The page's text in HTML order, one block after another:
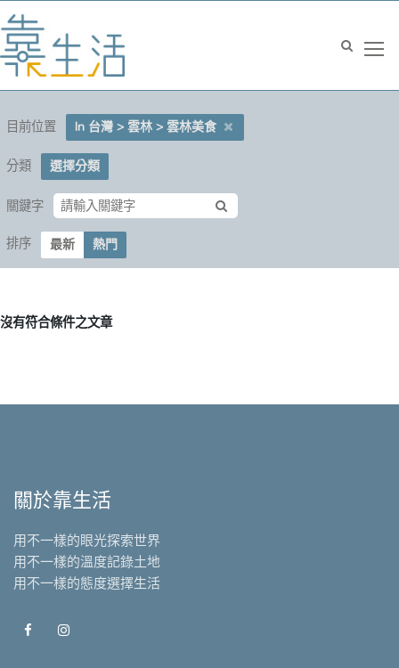
目前位置 In 台灣 > 雲林 > 雲林美食
分類 選擇分類
關鍵字
排序 最新 熱門
沒有符合條件之文章
關於靠生活
用不一樣的眼光探索世界
用不一樣的溫度記錄土地
用不一樣的態度選擇生活